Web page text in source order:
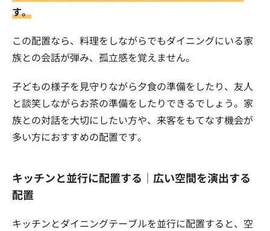
す。
この配置なら、料理をしながらでもダイニングにいる家
族との会話が弾み、孤立感を覚えません。
子どもの様子を見守りながら夕食の準備をしたり、友人
と談笑しながらお茶の準備をしたりできるでしょう。家
族との対話を大切にしたい方や、来客をもてなす機会が
多い方におすすめの配置です。
キッチンと並行に配置する｜広い空間を演出する
配置
キッチンとダイニングテーブルを並行に配置すると、空